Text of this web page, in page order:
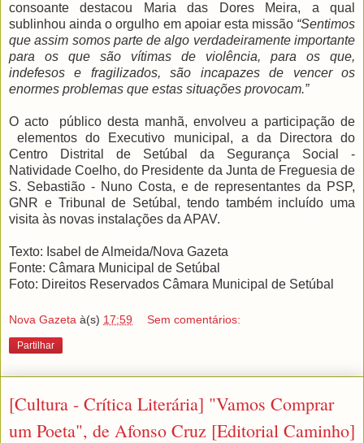
consoante destacou Maria das Dores Meira, a qual
sublinhou ainda o orgulho em apoiar esta missão “Sentimos
que assim somos parte de algo verdadeiramente importante
para os que são vítimas de violência, para os que,
indefesos e fragilizados, são incapazes de vencer os
enormes problemas que estas situações provocam.”
O acto público desta manhã, envolveu a participação de
elementos do Executivo municipal, a da Directora do
Centro Distrital de Setúbal da Segurança Social -
Natividade Coelho, do Presidente da Junta de Freguesia de
S. Sebastião - Nuno Costa, e de representantes da PSP,
GNR e Tribunal de Setúbal, tendo também incluído uma
visita às novas instalações da APAV.
Texto: Isabel de Almeida/Nova Gazeta
Fonte: Câmara Municipal de Setúbal
Foto: Direitos Reservados Câmara Municipal de Setúbal
Nova Gazeta à(s) 17:59 Sem comentários:
Partilhar
[Cultura - Crítica Literária] "Vamos Comprar
um Poeta", de Afonso Cruz [Editorial Caminho]